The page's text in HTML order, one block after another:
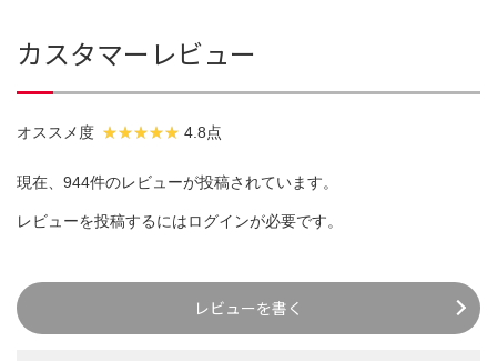
カスタマーレビュー
オススメ度 4.8点
現在、944件のレビューが投稿されています。
レビューを投稿するにはログインが必要です。
レビューを書く